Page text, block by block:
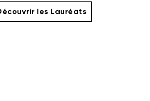
les Lauréats